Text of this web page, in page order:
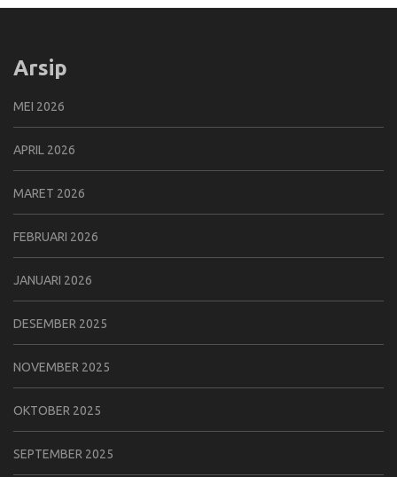
Arsip
MEI 2026
APRIL 2026
MARET 2026
FEBRUARI 2026
JANUARI 2026
DESEMBER 2025
NOVEMBER 2025
OKTOBER 2025
SEPTEMBER 2025